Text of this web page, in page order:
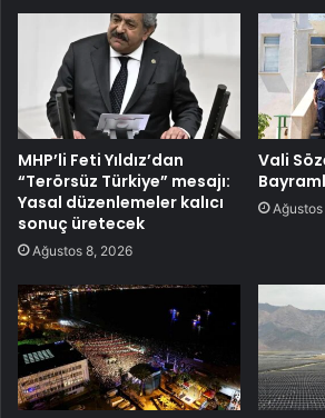
MHP’li Feti Yıldız’dan
“Terörsüz Türkiye” mesajı:
Yasal düzenlemeler kalıcı
sonuç üretecek
Ağustos 8, 2026
Vali